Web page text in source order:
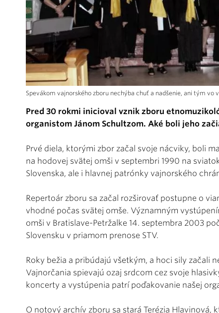
Spevákom vajnorského zboru nechýba chuť a nadšenie, ani tým
Pred 30 rokmi inicioval vznik zboru
organistom Jánom Schultzom. Aké boli jeho
Prvé diela, ktorými zbor začal svoje nácviky, boli
na hodovej svätej omši v septembri 1990 na
Slovenska, ale i hlavnej patrónky vajnorského
Repertoár zboru sa začal rozširovať postupne o
vhodné počas svätej omše. Významným
omši v Bratislave-Petržalke 14. septembra 2003
Slovensku v priamom prenose STV.
Roky bežia a pribúdajú všetkým, a hoci sily začali
Vajnorčania spievajú ozaj srdcom cez svoje
koncerty a vystúpenia patrí poďakovanie našej
O notový archív zboru sa stará Terézia